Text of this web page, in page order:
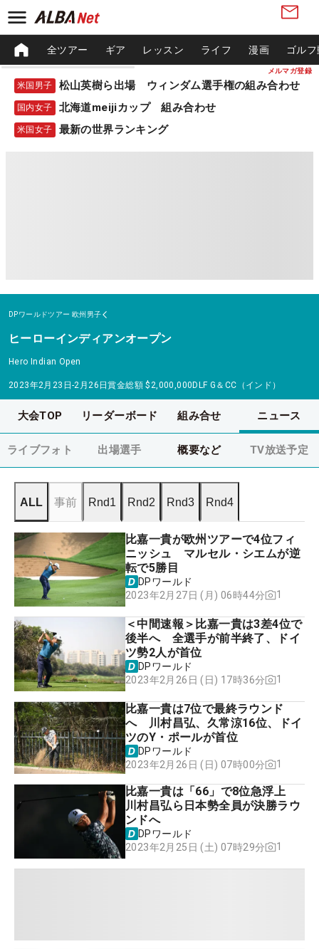
メルマガ登録
全ツアー ギア レッスン ライフ 漫画 ゴル
米国男子 松山英樹ら出場 ウィンダム選手権の組み合わせ
国内女子 北海道meijiカップ 組み合わせ
米国女子 最新の世界ランキング
DPワールドツアー 欧州男子
ヒーローインディアンオープン
Hero Indian Open
2023年2月23日-2月26日賞金総額 $2,000,000 DLF G＆CC（インド）
大会TOP リーダーボード 組み合せ ニュース
ライブフォト 出場選手 概要など TV放送予定
ALL 事前 Rnd1 Rnd2 Rnd3 Rnd4
比嘉一貴が欧州ツアーで4位フィ
ニッシュ マルセル・シエムが逆
転で5勝目
DPワールド
2023年2月27日 (月) 06時44分
1
＜中間速報＞比嘉一貴は3差4位で
後半へ 全選手が前半終了、ドイ
ツ勢2人が首位
DPワールド
2023年2月26日 (日) 17時36分
1
比嘉一貴は7位で最終ラウンド
へ 川村昌弘、久常涼16位、ドイ
ツのY・ポールが首位
DPワールド
2023年2月26日 (日) 07時00分
1
比嘉一貴は「66」で8位急浮上
川村昌弘ら日本勢全員が決勝ラウ
ンドへ
DPワールド
2023年2月25日 (土) 07時29分
1